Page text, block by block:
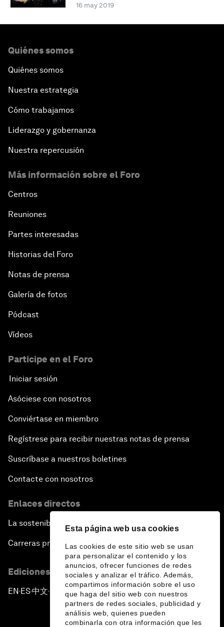
Esta página web usa cookies
Las cookies de este sitio web se usan
para personalizar el contenido y los
anuncios, ofrecer funciones de redes
sociales y analizar el tráfico. Además,
compartimos información sobre el uso
que haga del sitio web con nuestros
partners de redes sociales, publicidad y
análisis web, quienes pueden
combinarla con otra información que les
16 may 2019
Quiénes somos
Quiénes somos
Nuestra estrategia
Cómo trabajamos
Liderazgo y gobernanza
Nuestra repercusión
Más información sobre el Foro
Centros
Reuniones
Partes interesadas
Historias del Foro
Notas de prensa
Galería de fotos
Pódcast
Vídeos
Participe en el Foro
Iniciar sesión
Asóciese con nosotros
Conviértase en miembro
Regístrese para recibir nuestras notas de prensa
Suscríbase a nuestros boletines
Contacte con nosotros
Enlaces directos
La sostenibilidad en el Foro
Carreras profesionales
Ediciones en otros idiomas
EN ▪ ES▪中文▪ 日本語